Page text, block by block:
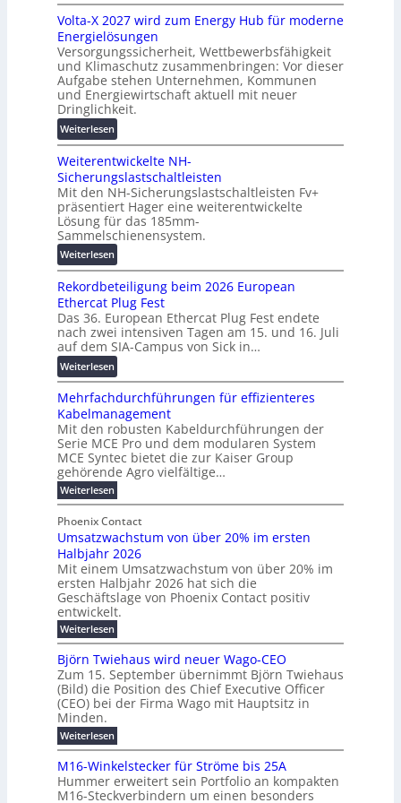
s
l
ö
s
u
n
g
e
n
z
u
n
d
d
i
g
i
t
a
l
e
T
r
a
n
s
p
a
r
e
n
z
M
a
s
c
h
i
n
e
n
b
a
u
:
F
o
r
s
h
u
n
g
s
f
r
d
e
r
u
n
g
b
r
a
u
c
h
t
m
e
h
r
T
m
p
o
u
n
Volta-X 2027 wird zum Energy Hub für moderne
Energielösungen
Versorgungssicherheit, Wettbewerbsfähigkeit
und Klimaschutz zusammenbringen: Vor dieser
Aufgabe stehen Unternehmen, Kommunen
und Energiewirtschaft aktuell mit neuer
Dringlichkeit.
Weiterlesen:
V
o
l
t
a
-
X
2
0
2
7
w
i
r
d
z
u
m
E
n
e
r
g
u
f
ü
r
m
o
d
e
r
n
e
E
e
r
Weiterentwickelte NH-
Sicherungslastschaltleisten
Mit den NH-Sicherungslastschaltleisten Fv+
präsentiert Hager eine weiterentwickelte
Lösung für das 185mm-
Sammelschienensystem.
Weiterlesen:
W
e
i
t
e
r
e
n
t
w
i
c
k
e
l
e
N
H
-
S
i
c
h
e
r
u
n
s
l
a
s
Rekordbeteiligung beim 2026 European
Ethercat Plug Fest
Das 36. European Ethercat Plug Fest endete
nach zwei intensiven Tagen am 15. und 16. Juli
auf dem SIA-Campus von Sick in…
Weiterlesen:
R
e
k
o
r
d
b
e
t
e
i
l
i
g
u
n
g
b
e
i
m
0
2
6
E
Mehrfachdurchführungen für effizienteres
Kabelmanagement
Mit den robusten Kabeldurchführungen der
Serie MCE Pro und dem modularen System
MCE Syntec bietet die zur Kaiser Group
gehörende Agro vielfältige…
Weiterlesen:
M
h
r
f
a
c
h
d
u
r
c
f
ü
h
r
n
g
e
n
f
ü
Phoenix Contact
Umsatzwachstum von über 20% im ersten
Halbjahr 2026
Mit einem Umsatzwachstum von über 20% im
ersten Halbjahr 2026 hat sich die
Geschäftslage von Phoenix Contact positiv
entwickelt.
Weiterlesen:
U
m
s
a
t
z
a
c
h
s
t
u
Björn Twiehaus wird neuer Wago-CEO
Zum 15. September übernimmt Björn Twiehaus
(Bild) die Position des Chief Executive Officer
(CEO) bei der Firma Wago mit Hauptsitz in
Minden.
Weiterlesen:
B
ö
r
n
M16-Winkelstecker für Ströme bis 25A
Hummer erweitert sein Portfolio an kompakten
M16-Steckverbindern um einen besonders